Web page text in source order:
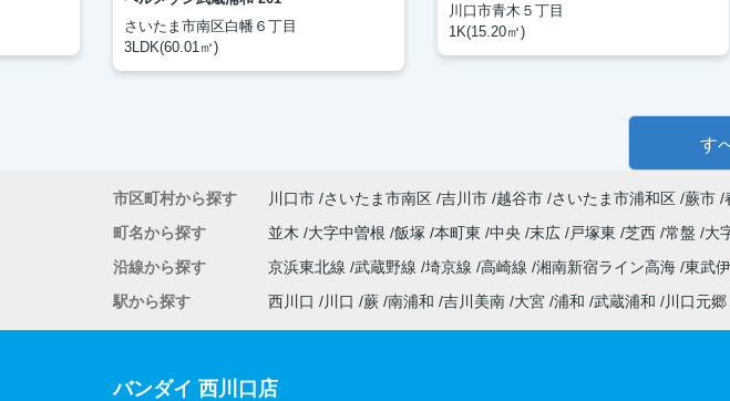
さいたま市南区白幡６丁目
3LDK(60.01㎡)
川口市青木５丁目
1K(15.20㎡)
す
市区町村から探す 川口市 さいたま市南区 吉川市 越谷市 さいたま市浦和区 蕨市
町名から探す
並木 大字中曽根 飯塚 本町東 中央 末広 戸塚東 芝西 常盤
大
沿線から探す
京浜東北線 武蔵野線 埼京線 高崎線 湘南新宿ライン高海 東武
駅から探す
西川口 川口 蕨 南浦和 吉川美南 大宮 浦和 武蔵浦和 川口元郷
バンダイ 西川口店